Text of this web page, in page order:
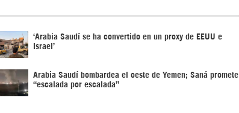
‘Arabia Saudí se ha convertido en un proxy de EEUU e
Israel’
Arabia Saudí bombardea el oeste de Yemen; Saná promete
“escalada por escalada”